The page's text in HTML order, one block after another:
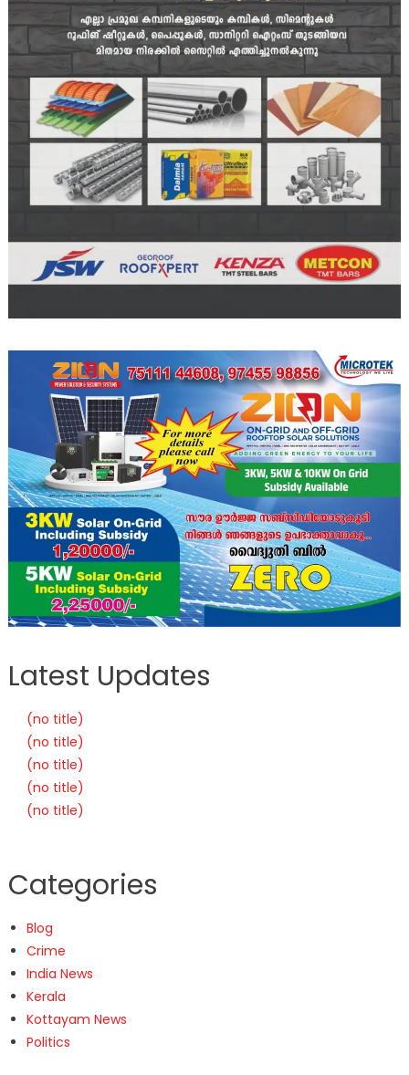
Latest Updates
(no title)
(no title)
(no title)
(no title)
(no title)
Categories
Blog
Crime
India News
Kerala
Kottayam News
Politics